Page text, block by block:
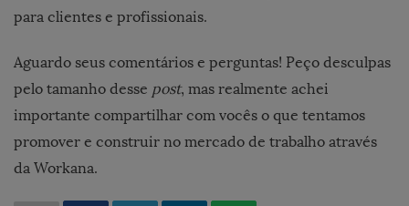
para clientes e profissionais.
Aguardo seus comentários e perguntas! Peço desculpas
pelo tamanho desse post, mas realmente achei
importante compartilhar com vocês o que tentamos
promover e construir no mercado de trabalho através
da Workana.